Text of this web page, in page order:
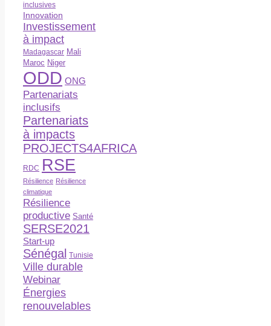
inclusives
Innovation
Investissement
à impact
Madagascar Mali
Maroc Niger
ODD ONG
Partenariats
inclusifs
Partenariats
à impacts
PROJECTS4AFRICA
RDC RSE
Résilience Résilience
climatique
Résilience
productive Santé
SERSE2021
Start-up
Sénégal Tunisie
Ville durable
Webinar
Énergies
renouvelables